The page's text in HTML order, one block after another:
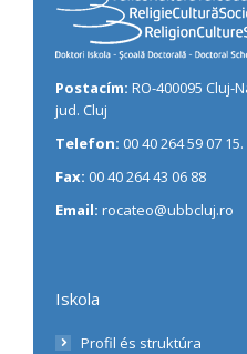
Postacím: RO-400095 Cluj-
jud. Cluj
Telefon: 00 40 264 59 07 15.
Fax: 00 40 264 43 06 88
Email: rocateo@ubbcluj.ro
Iskola
Profil és struktúra